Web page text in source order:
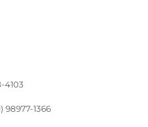
4103
98977-1366